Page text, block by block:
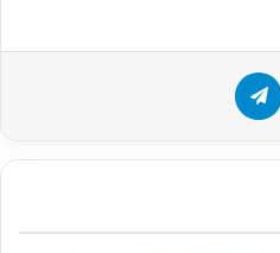
واتساب